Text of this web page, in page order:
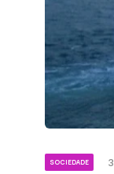
SOCIEDADE